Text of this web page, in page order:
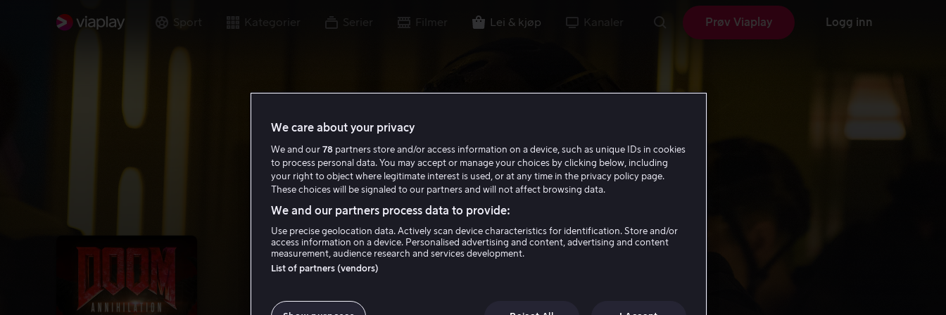
Sport Kategorier Serier Filmer Lei & kjøp Kanaler Prøv Viaplay Logg inn
We care about your privacy
We and our 78 partners store and/or access information on a device, such as unique IDs in cookies
to process personal data. You may accept or manage your choices by clicking below, including
your right to object where legitimate interest is used, or at any time in the privacy policy page.
These choices will be signaled to our partners and will not affect browsing data.
We and our partners process data to provide:
Use precise geolocation data. Actively scan device characteristics for identification. Store and/or
access information on a device. Personalised advertising and content, advertising and content
measurement, audience research and services development.
List of partners (vendors)